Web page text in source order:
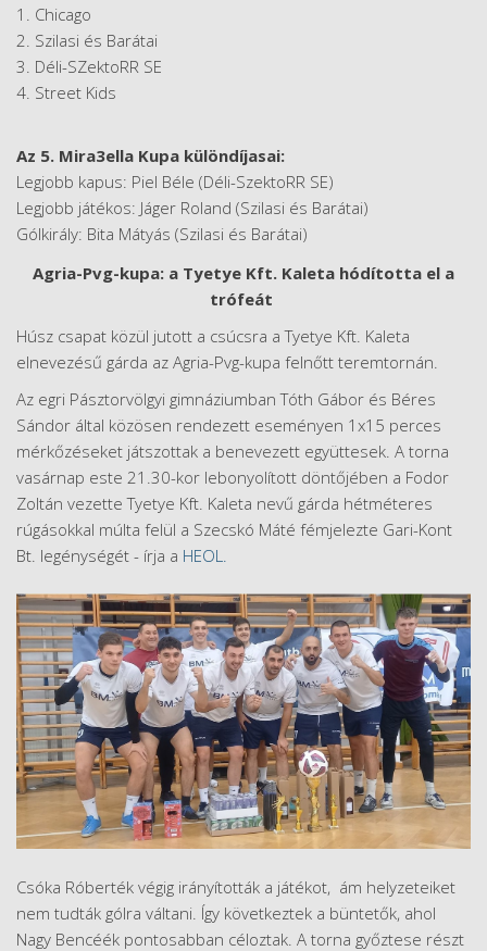
1. Chicago
2. Szilasi és Barátai
3. Déli-SZektoRR SE
4. Street Kids
Az 5. Mira3ella Kupa különdíjasai:
Legjobb kapus: Piel Béle (Déli-SzektoRR SE)
Legjobb játékos: Jáger Roland (Szilasi és Barátai)
Gólkirály: Bita Mátyás (Szilasi és Barátai)
Agria-Pvg-kupa: a Tyetye Kft. Kaleta hódította el a
trófeát
Húsz csapat közül jutott a csúcsra a Tyetye Kft. Kaleta
elnevezésű gárda az Agria-Pvg-kupa felnőtt teremtornán.
Az egri Pásztorvölgyi gimnáziumban Tóth Gábor és Béres
Sándor által közösen rendezett eseményen 1x15 perces
mérkőzéseket játszottak a benevezett együttesek. A torna
vasárnap este 21.30-kor lebonyolított döntőjében a Fodor
Zoltán vezette Tyetye Kft. Kaleta nevű gárda hétméteres
rúgásokkal múlta felül a Szecskó Máté fémjelezte Gari-Kont
Bt. legénységét - írja a HEOL.
Csóka Róberték végig irányították a játékot, ám helyzeteiket
nem tudták gólra váltani. Így következtek a büntetők, ahol
Nagy Bencéék pontosabban céloztak. A torna győztese részt